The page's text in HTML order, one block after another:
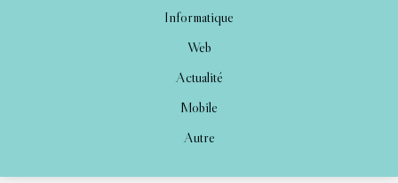
Informatique
Web
Actualité
Mobile
Autre